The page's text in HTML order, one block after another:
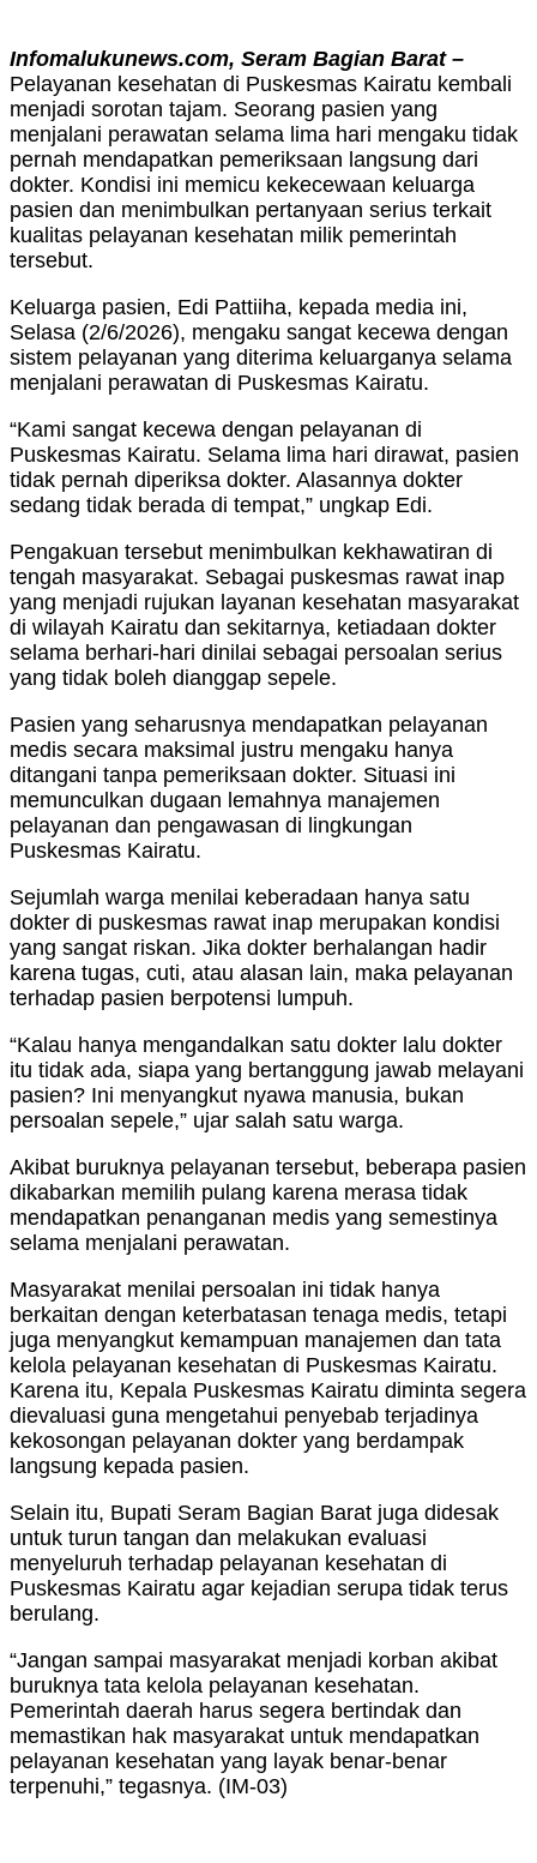
Infomalukunews.com, Seram Bagian Barat –
Pelayanan kesehatan di Puskesmas Kairatu kembali
menjadi sorotan tajam. Seorang pasien yang
menjalani perawatan selama lima hari mengaku tidak
pernah mendapatkan pemeriksaan langsung dari
dokter. Kondisi ini memicu kekecewaan keluarga
pasien dan menimbulkan pertanyaan serius terkait
kualitas pelayanan kesehatan milik pemerintah
tersebut.
Keluarga pasien, Edi Pattiiha, kepada media ini,
Selasa (2/6/2026), mengaku sangat kecewa dengan
sistem pelayanan yang diterima keluarganya selama
menjalani perawatan di Puskesmas Kairatu.
“Kami sangat kecewa dengan pelayanan di
Puskesmas Kairatu. Selama lima hari dirawat, pasien
tidak pernah diperiksa dokter. Alasannya dokter
sedang tidak berada di tempat,” ungkap Edi.
Pengakuan tersebut menimbulkan kekhawatiran di
tengah masyarakat. Sebagai puskesmas rawat inap
yang menjadi rujukan layanan kesehatan masyarakat
di wilayah Kairatu dan sekitarnya, ketiadaan dokter
selama berhari-hari dinilai sebagai persoalan serius
yang tidak boleh dianggap sepele.
Pasien yang seharusnya mendapatkan pelayanan
medis secara maksimal justru mengaku hanya
ditangani tanpa pemeriksaan dokter. Situasi ini
memunculkan dugaan lemahnya manajemen
pelayanan dan pengawasan di lingkungan
Puskesmas Kairatu.
Sejumlah warga menilai keberadaan hanya satu
dokter di puskesmas rawat inap merupakan kondisi
yang sangat riskan. Jika dokter berhalangan hadir
karena tugas, cuti, atau alasan lain, maka pelayanan
terhadap pasien berpotensi lumpuh.
“Kalau hanya mengandalkan satu dokter lalu dokter
itu tidak ada, siapa yang bertanggung jawab melayani
pasien? Ini menyangkut nyawa manusia, bukan
persoalan sepele,” ujar salah satu warga.
Akibat buruknya pelayanan tersebut, beberapa pasien
dikabarkan memilih pulang karena merasa tidak
mendapatkan penanganan medis yang semestinya
selama menjalani perawatan.
Masyarakat menilai persoalan ini tidak hanya
berkaitan dengan keterbatasan tenaga medis, tetapi
juga menyangkut kemampuan manajemen dan tata
kelola pelayanan kesehatan di Puskesmas Kairatu.
Karena itu, Kepala Puskesmas Kairatu diminta segera
dievaluasi guna mengetahui penyebab terjadinya
kekosongan pelayanan dokter yang berdampak
langsung kepada pasien.
Selain itu, Bupati Seram Bagian Barat juga didesak
untuk turun tangan dan melakukan evaluasi
menyeluruh terhadap pelayanan kesehatan di
Puskesmas Kairatu agar kejadian serupa tidak terus
berulang.
“Jangan sampai masyarakat menjadi korban akibat
buruknya tata kelola pelayanan kesehatan.
Pemerintah daerah harus segera bertindak dan
memastikan hak masyarakat untuk mendapatkan
pelayanan kesehatan yang layak benar-benar
terpenuhi,” tegasnya. (IM-03)